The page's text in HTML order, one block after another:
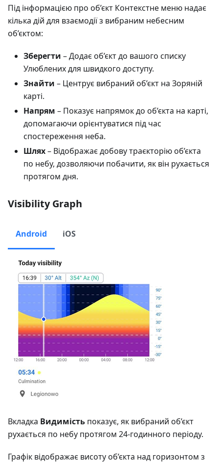
Під інформацією про об’єкт Контекстне меню надає
кілька дій для взаємодії з вибраним небесним
об’єктом:
Зберегти – Додає об’єкт до вашого списку
Улюблених для швидкого доступу.
Знайти – Центрує вибраний об’єкт на Зоряній
карті.
Напрям – Показує напрямок до об’єкта на карті,
допомагаючи орієнтуватися під час
спостереження неба.
Шлях– Відображає добову траєкторію об’єкта
по небу, дозволяючи побачити, як він рухається
протягом дня.
Visibility Graph
Android iOS
Вкладка Видимість показує, як вибраний об’єкт
рухається по небу протягом 24-годинного періоду.
Графік відображає висоту об’єкта над горизонтом з